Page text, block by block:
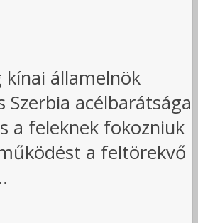
kínai államelnök
Szerbia acélbarátsága
a feleknek fokozniuk
a feltörekvő